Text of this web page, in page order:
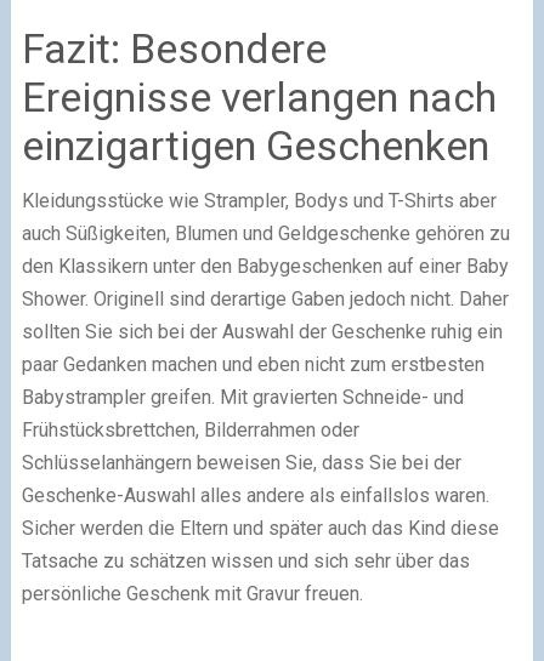
Fazit: Besondere
Ereignisse verlangen nach
einzigartigen Geschenken
Kleidungsstücke wie Strampler, Bodys und T-Shirts aber
auch Süßigkeiten, Blumen und Geldgeschenke gehören zu
den Klassikern unter den Babygeschenken auf einer Baby
Shower. Originell sind derartige Gaben jedoch nicht. Daher
sollten Sie sich bei der Auswahl der Geschenke ruhig ein
paar Gedanken machen und eben nicht zum erstbesten
Babystrampler greifen. Mit gravierten Schneide- und
Frühstücksbrettchen, Bilderrahmen oder
Schlüsselanhängern beweisen Sie, dass Sie bei der
Geschenke-Auswahl alles andere als einfallslos waren.
Sicher werden die Eltern und später auch das Kind diese
Tatsache zu schätzen wissen und sich sehr über das
persönliche Geschenk mit Gravur freuen.